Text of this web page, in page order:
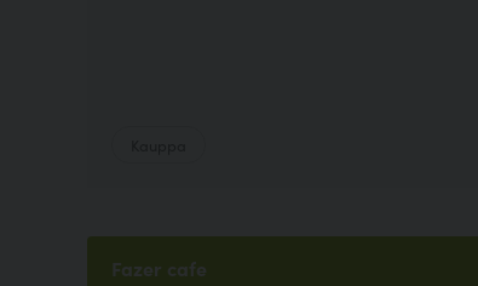
Fazer cafe